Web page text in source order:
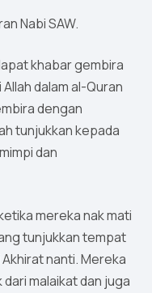
Nabi SAW.
khabar gembira
dalam al-Quran
dengan
tunjukkan kepada
dan
mereka nak mati
tunjukkan tempat
nanti. Mereka
malaikat dan juga